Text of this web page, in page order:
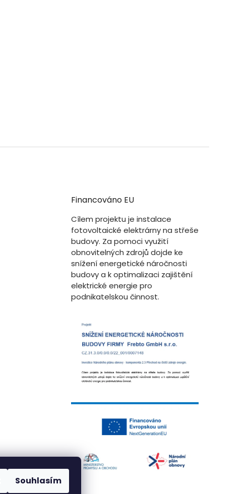
Souhlasím
Financováno EU
Cílem projektu je instalace
fotovoltaické elektrárny na střeše
budovy. Za pomoci využití
obnovitelných zdrojů dojde ke
snížení energetické náročnosti
budovy a k optimalizaci zajištění
elektrické energie pro
podnikatelskou činnost.